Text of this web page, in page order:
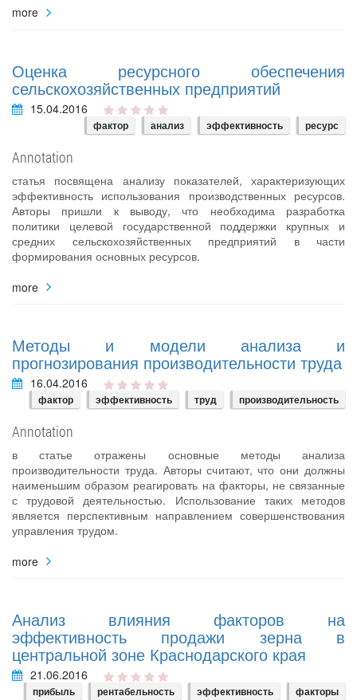
more
Оценка ресурсного обеспечения
сельскохозяйственных предприятий
15.04.2016
фактор анализ эффективность ресурс
Annotation
статья посвящена анализу показателей, характеризующих
эффективность использования производственных ресурсов.
Авторы пришли к выводу, что необходима разработка
политики целевой государственной поддержки крупных и
средних сельскохозяйственных предприятий в части
формирования основных ресурсов.
more
Методы и модели анализа и
прогнозирования производительности труда
16.04.2016
фактор эффективность труд производительность
Annotation
в статье отражены основные методы анализа
производительности труда. Авторы считают, что они должны
наименьшим образом реагировать на факторы, не связанные
с трудовой деятельностью. Использование таких методов
является перспективным направлением совершенствования
управления трудом.
more
Анализ влияния факторов на
эффективность продажи зерна в
центральной зоне Краснодарского края
21.06.2016
прибыль рентабельность эффективность факторы